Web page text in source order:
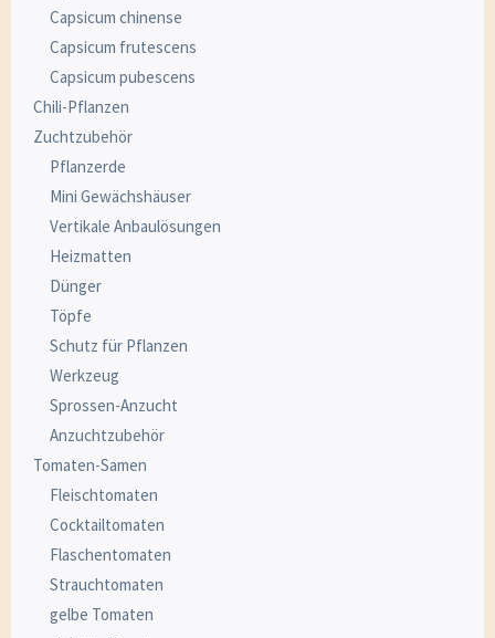
Capsicum chinense
Capsicum frutescens
Capsicum pubescens
Chili-Pflanzen
Zuchtzubehör
Pflanzerde
Mini Gewächshäuser
Vertikale Anbaulösungen
Heizmatten
Dünger
Töpfe
Schutz für Pflanzen
Werkzeug
Sprossen-Anzucht
Anzuchtzubehör
Tomaten-Samen
Fleischtomaten
Cocktailtomaten
Flaschentomaten
Strauchtomaten
gelbe Tomaten